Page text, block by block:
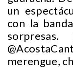
un
con la
sorpresas.
merengue,